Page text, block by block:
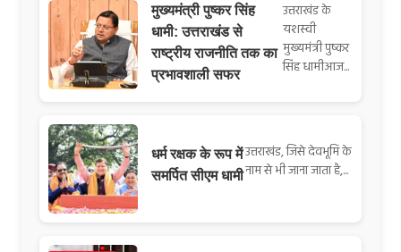
मुख्यमंत्री पुष्कर सिंह
धामी: उत्तराखंड से
राष्ट्रीय राजनीति तक का
प्रभावशाली सफर
उत्तराखंड के
यशस्वी
मुख्यमंत्री पुष्कर
सिंह धामीआज...
धर्म रक्षक के रूप में
समर्पित सीएम धामी
उत्तराखंड, जिसे देवभूमि के
नाम से भी जाना जाता है,...